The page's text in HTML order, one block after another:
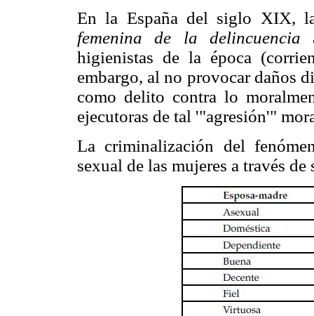
En la España del siglo XIX,
femenina de la delincuencia
higienistas de la época
embargo, al no provocar daños
como delito contra lo
ejecutoras de tal '"agresión'"
La criminalización del
sexual de las mujeres a través